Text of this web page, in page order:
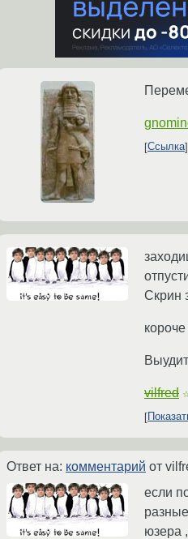
Ссылка
Скрин
vilfred
Ответ на: комментарий от
если
юзера